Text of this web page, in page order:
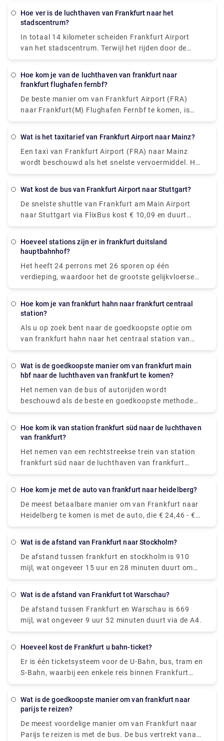
ongeveer € 35 - € 55 kost.
Hoe ver is de luchthaven van Frankfurt naar het
stadscentrum?
In totaal 14 kilometer scheiden Frankfurt Airport
van het stadscentrum. Terwijl het rijden door de
stad ongeveer 25 minuten duurt.
Hoe kom je van de luchthaven van frankfurt naar
frankfurt flughafen fernbf?
De beste manier om van Frankfurt Airport (FRA)
naar Frankfurt(M) Flughafen Fernbf te komen, is
met de taxi, die € 7,21 € 8,77 kost en 3 minuten
Wat is het taxitarief van Frankfurt Airport naar Mainz?
Een taxi van Frankfurt Airport (FRA) naar Mainz
wordt beschouwd als het snelste vervoermiddel. Het
kost € 60 - € 75 en duurt 17 minuten om de afstand
Wat kost de bus van Frankfurt Airport naar Stuttgart?
De snelste shuttle van Frankfurt am Main Airport
naar Stuttgart via FlixBus kost € 10,09 en duurt
ongeveer 3 uur en 10 meter om de afstand af te
Als u op zoek bent naar de goedkoopste
en 20 meter om de luchthaven van Stuttgart te
bereiken. Maak de beslissing verstandig!
Hoeveel stations zijn er in frankfurt duitsland
hauptbahnhof?
Het heeft 24 perrons met 26 sporen op één
verdieping, waardoor het de grootste gelijkvloerse
spoorweghal is die plaats biedt aan 26 treinen op
Hoe kom je van frankfurt hahn naar frankfurt centraal
station?
Als u op zoek bent naar de goedkoopste optie om
van frankfurt hahn naar het centraal station van
frankfurt te komen, dan is de bus de meest
uur en 10 minuten om 77,76 mijl af te leggen. De
tijdrovende optie.
Wat is de goedkoopste manier om van frankfurt main
hbf naar de luchthaven van frankfurt te komen?
Het nemen van de bus of autorijden wordt
beschouwd als de beste en goedkoopste methode
om van frankfurt main hbf naar de luchthaven van
ongeveer 10-20 minuten, met kosten variërend van €
Hoe kom ik van station frankfurt süd naar de luchthaven
van frankfurt?
Het nemen van een rechtstreekse trein van station
frankfurt süd naar de luchthaven van frankfurt
duurt ongeveer 23 minuten om te reizen, waarbij de
boeken van tickets van Frankfurt (Main) Süd naar
Frankfurt (M) Airport Long-Distance begint vanaf €
6,00. Terwijl kiezen voor een taxi € 26,79 kost.
Hoe kom je met de auto van frankfurt naar heidelberg?
De meest betaalbare manier om van Frankfurt naar
Heidelberg te komen is met de auto, die € 24,46 - €
37,27 kost en 2 uur en 10 meter duurt om de
Wat is de afstand van Frankfurt naar Stockholm?
De afstand tussen frankfurt en stockholm is 910
mijl, wat ongeveer 15 uur en 28 minuten duurt om
via de E4 te rijden.
Wat is de afstand van Frankfurt tot Warschau?
De afstand tussen Frankfurt en Warschau is 669
mijl, wat ongeveer 9 uur 52 minuten duurt via de A4.
Hoeveel kost de Frankfurt u bahn-ticket?
Er is één ticketsysteem voor de U-Bahn, bus, tram en
S-Bahn, waarbij een enkele reis binnen Frankfurt
tussen € 1,50 (voor korte ritten onder de 2 km) en €
Wat is de goedkoopste manier om van frankfurt naar
parijs te reizen?
De meest voordelige manier om van Frankfurt naar
Parijs te reizen is met de bus. De bus vertrekt vanaf